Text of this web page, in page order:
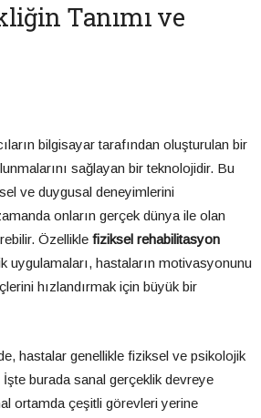
Tanımı ve
bilgisayar tarafından oluşturulan bir
sağlayan bir teknolojidir. Bu
ve duygusal deneyimlerini
onların gerçek dünya ile olan
Özellikle fiziksel rehabilitasyon
uygulamaları, hastaların motivasyonunu
hızlandırmak için büyük bir
hastalar genellikle fiziksel ve psikolojik
İşte burada sanal gerçeklik devreye
ortamda çeşitli görevleri yerine